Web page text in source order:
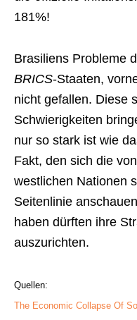
181%!
Brasiliens Probleme
BRICS-Staaten,
nicht gefallen. Diese
Schwierigkeiten
nur so stark ist wie
Fakt, den sich die
westlichen Nationen
Seitenlinie
haben dürften ihre
auszurichten.
Quellen:
The Economic Collapse Of